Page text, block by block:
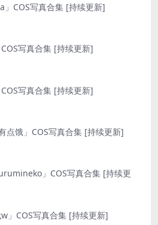
」COS写真合集 [持续更新]
COS写真合集 [持续更新]
COS写真合集 [持续更新]
点饿」COS写真合集 [持续更新]
」COS写真合集 [持续更
w」COS写真合集 [持续更新]